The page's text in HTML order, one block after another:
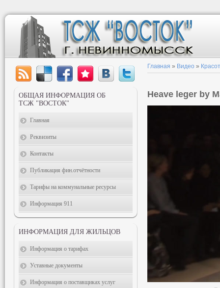
Главная » Видео »
Heave leger by
ОБЩАЯ ИНФОРМАЦИЯ ОБ
ТСЖ "ВОСТОК"
Главная
Реквизиты
Контакты
Публикация фин.отчётности
Тарифы на коммунальные ресурсы
Информация 911
ИНФОРМАЦИЯ ДЛЯ ЖИЛЬЦОВ
Информация о тарифах
Уставные документы
Информация о поставщиках услуг